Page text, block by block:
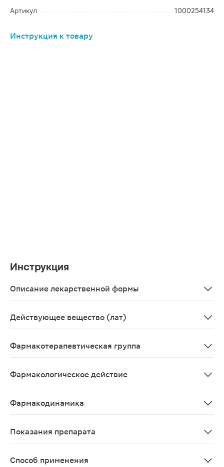
Артикул
1000254134
Инструкция к товару
Инструкция
Описание лекарственной формы
Действующее вещество (лат)
Фармакотерапевтическая группа
Фармакологическое действие
Фармакодинамика
Показания препарата
Способ применения